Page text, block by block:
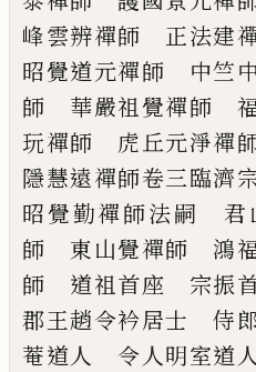
峰雲辨禪師 正法建
昭覺道元禪師 中竺
師 華嚴祖覺禪師
玩禪師 虎丘元淨禪
隱慧遠禪師卷三臨濟
昭覺勤禪師法嗣
君
師 東山覺禪師 鴻
師 道祖首座 宗振
郡王趙令衿居士 侍
菴道人 令人明室道